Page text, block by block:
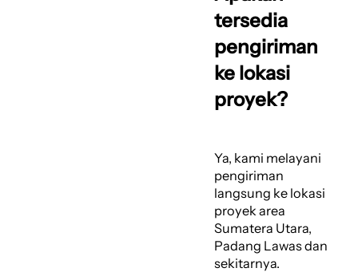
tersedia
pengiriman
ke lokasi
proyek?
Ya, kami melayani
pengiriman
langsung ke lokasi
proyek area
Sumatera Utara,
Padang Lawas dan
sekitarnya.